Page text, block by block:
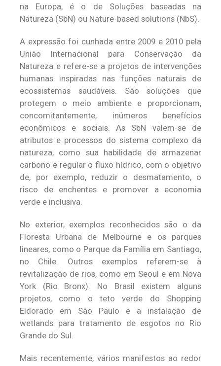
na Europa, é o de Soluções baseadas na
Natureza (SbN) ou Nature-based solutions (NbS).
A expressão foi cunhada entre 2009 e 2010 pela
União Internacional para Conservação da
Natureza e refere-se a projetos de intervenções
humanas inspiradas nas funções naturais de
ecossistemas saudáveis. São soluções que
protegem o meio ambiente e proporcionam,
concomitantemente, inúmeros benefícios
econômicos e sociais. As SbN valem-se de
atributos e processos do sistema complexo da
natureza, como sua habilidade de armazenar
carbono e regular o fluxo hídrico, com o objetivo
de, por exemplo, reduzir o desmatamento, o
risco de enchentes e promover a economia
verde e inclusiva.
No exterior, exemplos reconhecidos são o da
Floresta Urbana de Melbourne e os parques
lineares, como o Parque da Família em Santiago,
no Chile. Outros exemplos referem-se à
revitalização de rios, como em Seoul e em Nova
York (Rio Bronx). No Brasil existem alguns
projetos, como o teto verde do Shopping
Eldorado em São Paulo e a instalação de
wetlands para tratamento de esgotos no Rio
Grande do Sul.
Mais recentemente, vários manifestos ao redor